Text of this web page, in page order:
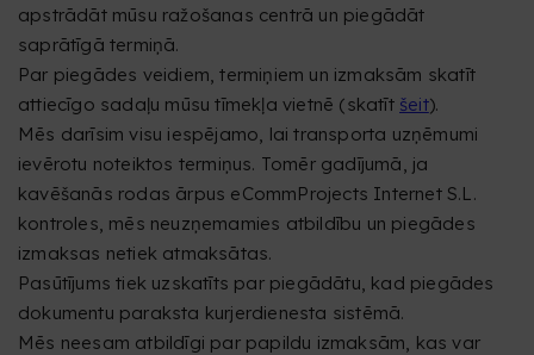
apstrādāt mūsu ražošanas centrā un piegādāt
saprātīgā termiņā.
Par piegādes veidiem, termiņiem un izmaksām skatīt
attiecīgo sadaļu mūsu tīmekļa vietnē (skatīt šeit).
Mēs darīsim visu iespējamo, lai transporta uzņēmumi
ievērotu noteiktos termiņus. Tomēr gadījumā, ja
kavēšanās rodas ārpus eCommProjects Internet S.L.
kontroles, mēs neuzņemamies atbildību un piegādes
izmaksas netiek atmaksātas.
Pasūtījums tiek uzskatīts par piegādātu, kad piegādes
dokumentu paraksta kurjerdienesta sistēmā.
Mēs neesam atbildīgi par papildu izmaksām, kas var